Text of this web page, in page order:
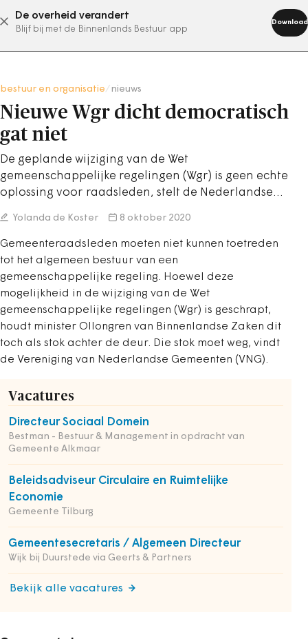
De overheid verandert
Blijf bij met de Binnenlands Bestuur app
Download
abonneer nu
bestuur en organisatie nieuws
Nieuwe Wgr dicht democratisch
gat niet
De geplande wijziging van de Wet
gemeenschappelijke regelingen (Wgr) is geen echte
oplossing voor raadsleden, stelt de Nederlandse…
Yolanda de Koster 8 oktober 2020
Gemeenteraadsleden moeten niet kunnen toetreden
tot het algemeen bestuur van een
gemeenschappelijke regeling. Hoewel deze
mogelijkheid in de wijziging van de Wet
gemeenschappelijke regelingen (Wgr) is geschrapt,
houdt minister Ollongren van Binnenlandse Zaken dit
toch als stok achter de deur. Die stok moet weg, vindt
de Vereniging van Nederlandse Gemeenten (VNG).
Vacatures
Directeur Sociaal Domein
Bestman - Bestuur & Management in opdracht van
Gemeente Alkmaar
Beleidsadviseur Circulaire en Ruimtelijke
Economie
Gemeente Tilburg
Gemeentesecretaris / Algemeen Directeur
Wijk bij Duurstede via Geerts & Partners
Bekijk alle vacatures